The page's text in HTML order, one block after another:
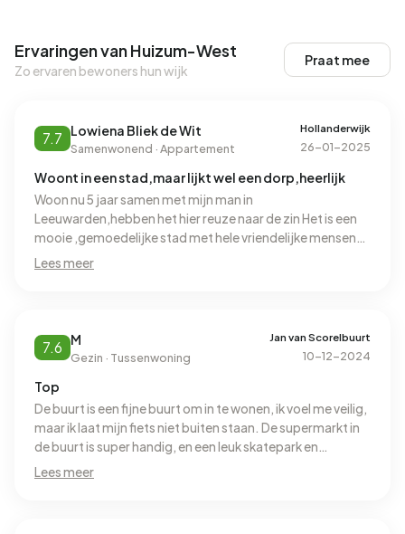
Ervaringen van Huizum-West
Zo ervaren bewoners hun wijk
Praat mee
7.7 Lowiena Bliek de Wit
Samenwonend · Appartement
Hollanderwijk
26-01-2025
Woont in een stad,maar lijkt wel een dorp,heerlijk
Woon nu 5 jaar samen met mijn man in
Leeuwarden,hebben het hier reuze naar de zin Het is een
mooie ,gemoedelijke stad met hele vriendelijke mensen
van klein naar groot
Lees meer
7.6 M
Gezin · Tussenwoning
Jan van Scorelbuurt
10-12-2024
Top
De buurt is een fijne buurt om in te wonen, ik voel me veilig,
maar ik laat mijn fiets niet buiten staan. De supermarkt in
de buurt is super handig, en een leuk skatepark en
speeltuin dichtbij voor de kinderen
Lees meer